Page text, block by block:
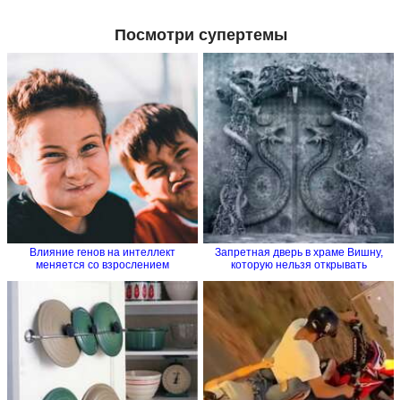
Посмотри супертемы
Влияние генов на интеллект
меняется со взрослением
Запретная дверь в храме Вишну,
которую нельзя открывать